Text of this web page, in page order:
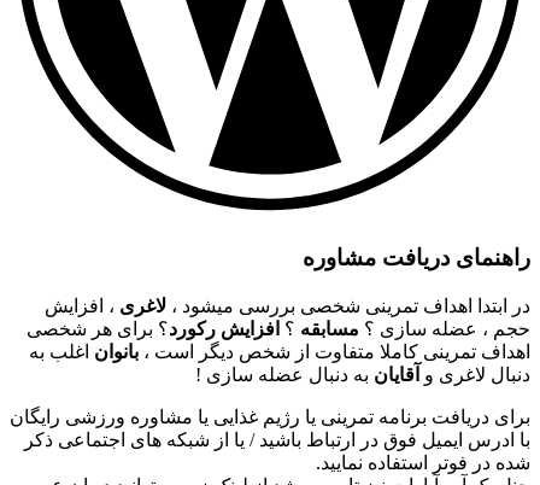
راهنمای دریافت مشاوره
در ابتدا اهداف تمرینی شخصی بررسی میشود ، لاغری ، افزایش
حجم ، عضله سازی ؟ مسابقه ؟ افزایش رکورد؟ برای هر شخصی
اهداف تمرینی کاملا متفاوت از شخص دیگر است ، بانوان اغلب به
دنبال لاغری و آقایان به دنبال عضله سازی !
برای دریافت برنامه تمرینی یا رژیم غذایی یا مشاوره ورزشی رایگان
با ادرس ایمیل فوق در ارتباط باشید / یا از شبکه های اجتماعی ذکر
شده در فوتر استفاده نمایید.